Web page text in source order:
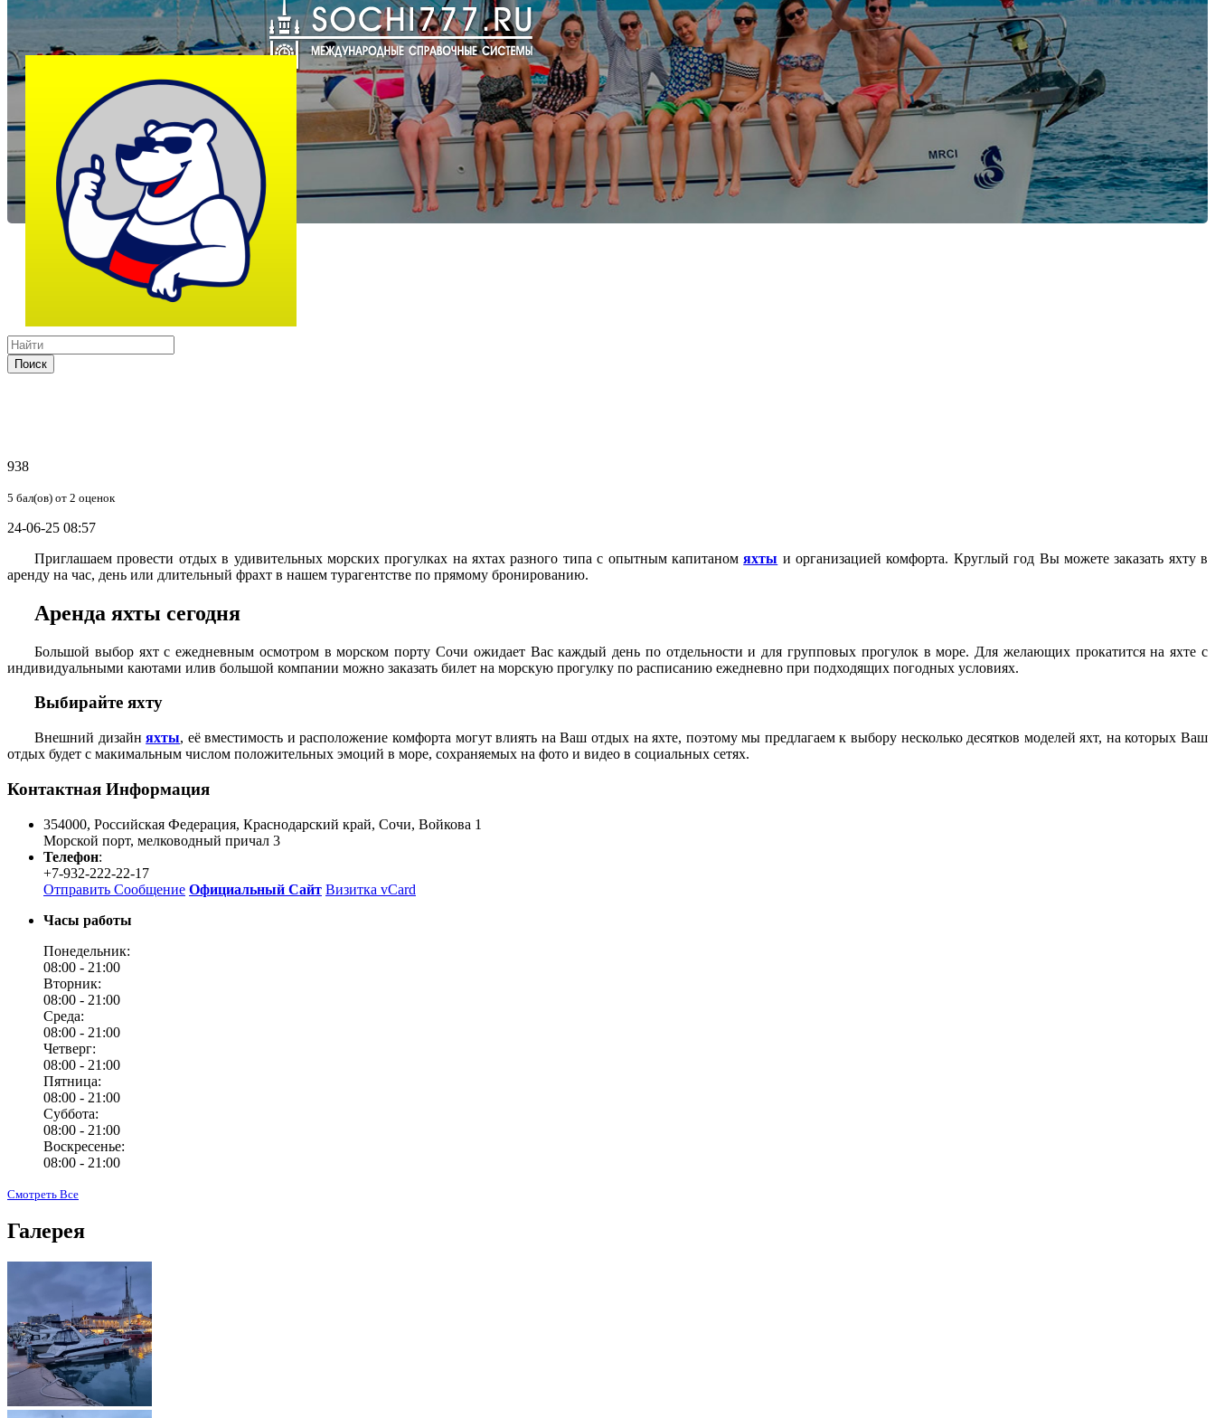
Поиск
938
5 бал(ов) от 2 оценок
24-06-25 08:57
Приглашаем провести отдых в удивительных морских прогулках на яхтах разного типа с опытным капитаномяхты и организацией комфорта. Круглый год Вы можете заказать яхту в
аренду на час, день или длительный фрахт в нашем турагентстве по прямому бронированию.
Аренда яхты сегодня
Большой выбор яхт с ежедневным осмотром в морском порту Сочи ожидает Вас каждый день по отдельности и для групповых прогулок в море. Для желающих прокатится на яхте с
индивидуальными каютами илив большой компании можно заказать билет на морскую прогулку по расписанию ежедневно при подходящих погодных условиях.
Выбирайте яхту
Внешний дизайняхты, её вместимость и расположение комфорта могут влиять на Ваш отдых на яхте, поэтому мы предлагаем к выбору несколько десятков моделей яхт, на которых Ваш
отдых будет с макимальным числом положительных эмоций в море, сохраняемых на фото и видео в социальных сетях.
Контактная Информация
354000, Российская Федерация, Краснодарский край, Сочи, Войкова 1
Морской порт, мелководный причал 3
Телефон:
+7-932-222-22-17
Отправить Сообщение Официальный Сайт Визитка vCard
Часы работы
Понедельник:
08:00 - 21:00
Вторник:
08:00 - 21:00
Среда:
08:00 - 21:00
Четверг:
08:00 - 21:00
Пятница:
08:00 - 21:00
Суббота:
08:00 - 21:00
Воскресенье:
08:00 - 21:00
Смотреть Все
Галерея